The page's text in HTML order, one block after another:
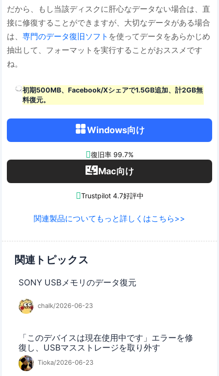
だから、もし当該ディスクに肝心なデータない場合は、直
接に修復することができますが、大切なデータがある場合
は、専門のデータ復旧ソフト を使ってデータをあらかじめ
抽出して、フォーマットを実行することがおススメです
ね。
初期500MB、Facebook/Xシェアで1.5GB追加、計2GB無
料復元。
Windows向け
復旧率 99.7%
Mac向け
Trustpilot 4.7好評中
関連製品についてもっと詳しくはこちら>>
関連トピックス
SONY USBメモリのデータ復元
chalk/2026-06-23
「このデバイスは現在使用中です」エラーを修
復し、USBマスストレージを取り外す
Tioka/2026-06-23